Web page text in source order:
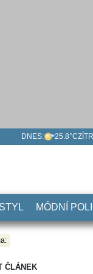
DNES: 25.8°C
MÓDNÍ
ČLÁNEK